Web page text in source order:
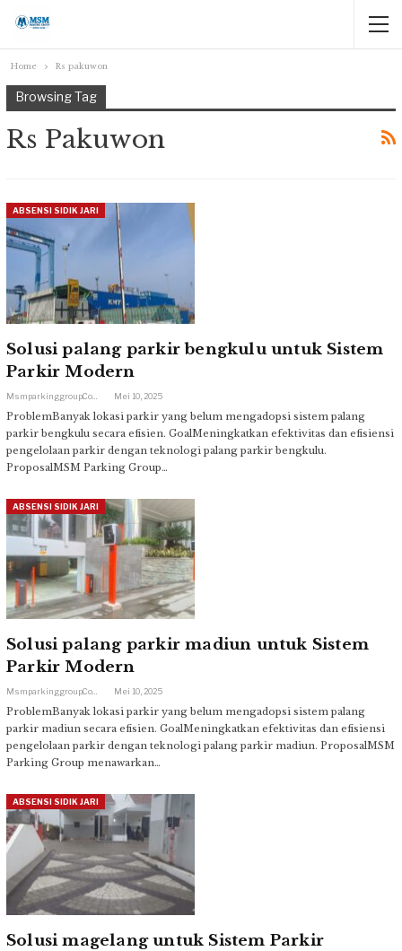
Home Rs pakuwon
Browsing Tag
Rs Pakuwon
ABSENSI SIDIK JARI
Solusi palang parkir bengkulu untuk Sistem
Parkir Modern
Mei 10, 2025
ProblemBanyak lokasi parkir yang belum mengadopsi sistem palang
parkir bengkulu secara efisien. GoalMeningkatkan efektivitas dan efisiensi
pengelolaan parkir dengan teknologi palang parkir bengkulu.
ProposalMSM Parking Group…
ABSENSI SIDIK JARI
Solusi palang parkir madiun untuk Sistem
Parkir Modern
Mei 10, 2025
ProblemBanyak lokasi parkir yang belum mengadopsi sistem palang
parkir madiun secara efisien. GoalMeningkatkan efektivitas dan efisiensi
pengelolaan parkir dengan teknologi palang parkir madiun. ProposalMSM
Parking Group menawarkan…
ABSENSI SIDIK JARI
Solusi magelang untuk Sistem Parkir